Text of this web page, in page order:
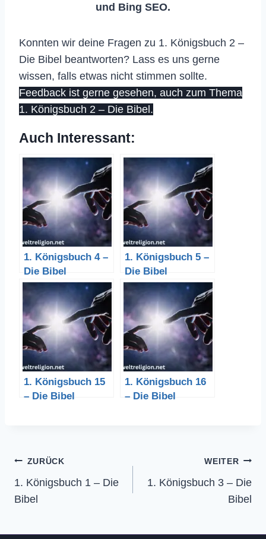
und Bing SEO.
Konnten wir deine Fragen zu 1. Königsbuch 2 –
Die Bibel beantworten? Lass es uns gerne
wissen, falls etwas nicht stimmen sollte.
Feedback ist gerne gesehen, auch zum Thema
1. Königsbuch 2 – Die Bibel.
Auch Interessant:
1. Königsbuch 4 –
Die Bibel
1. Königsbuch 5 –
Die Bibel
1. Königsbuch 15
– Die Bibel
1. Königsbuch 16
– Die Bibel
Beitragsnavigation
ZURÜCK
1. Königsbuch 1 – Die
Bibel
WEITER
1. Königsbuch 3 – Die
Bibel